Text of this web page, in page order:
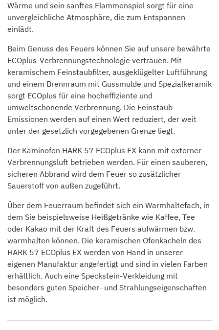
Wärme und sein sanftes Flammenspiel sorgt für eine
unvergleichliche Atmosphäre, die zum Entspannen
einlädt.
Beim Genuss des Feuers können Sie auf unsere bewährte
ECOplus-Verbrennungstechnologie vertrauen. Mit
keramischem Feinstaubfilter, ausgeklügelter Luftführung
und einem Brennraum mit Gussmulde und Spezialkeramik
sorgt ECOplus für eine hocheffiziente und
umweltschonende Verbrennung. Die Feinstaub-
Emissionen werden auf einen Wert reduziert, der weit
unter der gesetzlich vorgegebenen Grenze liegt.
Der Kaminofen HARK 57 ECOplus EX kann mit externer
Verbrennungsluft betrieben werden. Für einen sauberen,
sicheren Abbrand wird dem Feuer so zusätzlicher
Sauerstoff von außen zugeführt.
Über dem Feuerraum befindet sich ein Warmhaltefach, in
dem Sie beispielsweise Heißgetränke wie Kaffee, Tee
oder Kakao mit der Kraft des Feuers aufwärmen bzw.
warmhalten können. Die keramischen Ofenkacheln des
HARK 57 ECOplus EX werden von Hand in unserer
eigenen Manufaktur angefertigt und sind in vielen Farben
erhältlich. Auch eine Speckstein-Verkleidung mit
besonders guten Speicher- und Strahlungseigenschaften
ist möglich.